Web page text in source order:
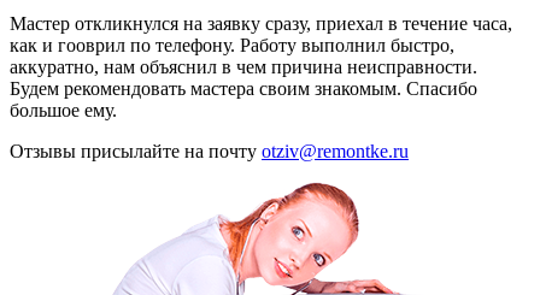
Мастер откликнулся на заявку сразу, приехал в течение часа,
как и гооврил по телефону. Работу выполнил быстро,
аккуратно, нам объяснил в чем причина неисправности.
Будем рекомендовать мастера своим знакомым. Спасибо
большое ему.
Отзывы присылайте на почту otziv@remontke.ru